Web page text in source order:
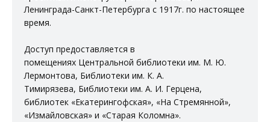
Ленинграда-Санкт-Петербурга с 1917г. по настоящее
время.
Доступ предоставляется в
помещениях Центральной библиотеки им. М. Ю.
Лермонтова, Библиотеки им. К. А.
Тимирязева, Библиотеки им. А. И. Герцена,
библиотек «Екатерингофская», «На Стремянной»,
«Измайловская» и «Старая Коломна».